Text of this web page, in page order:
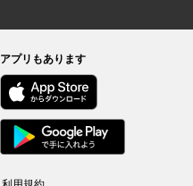
アプリもあります